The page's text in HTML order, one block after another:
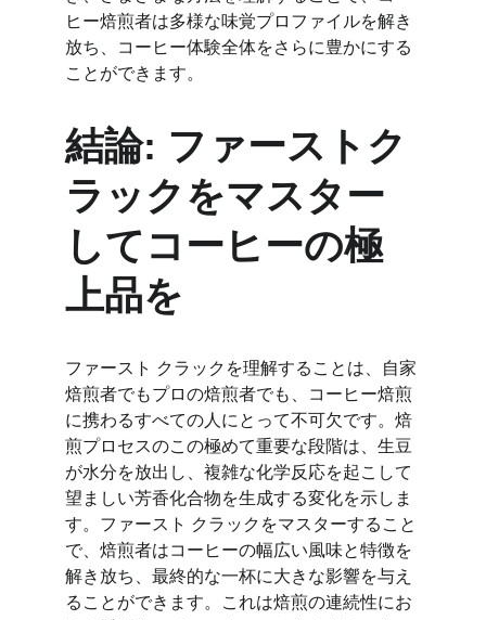
ヒー焙煎者は多様な味覚プロファイルを解き
放ち、コーヒー体験全体をさらに豊かにする
ことができます。
結論: ファーストク
ラックをマスター
してコーヒーの極
上品を
ファースト クラックを理解することは、自家
焙煎者でもプロの焙煎者でも、コーヒー焙煎
に携わるすべての人にとって不可欠です。焙
煎プロセスのこの極めて重要な段階は、生豆
が水分を放出し、複雑な化学反応を起こして
望ましい芳香化合物を生成する変化を示しま
す。ファースト クラックをマスターすること
で、焙煎者はコーヒーの幅広い風味と特徴を
解き放ち、最終的な一杯に大きな影響を与え
ることができます。これは焙煎の連続性にお